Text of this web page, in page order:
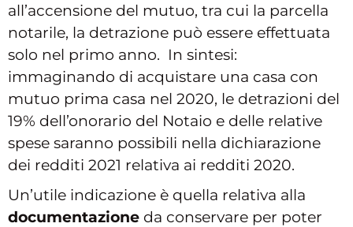
all’accensione del mutuo, tra cui la parcella
notarile, la detrazione può essere effettuata
solo nel primo anno. In sintesi:
immaginando di acquistare una casa con
mutuo prima casa nel 2020, le detrazioni del
19% dell’onorario del Notaio e delle relative
spese saranno possibili nella dichiarazione
dei redditi 2021 relativa ai redditi 2020.
Un’utile indicazione è quella relativa alla
documentazione da conservare per poter